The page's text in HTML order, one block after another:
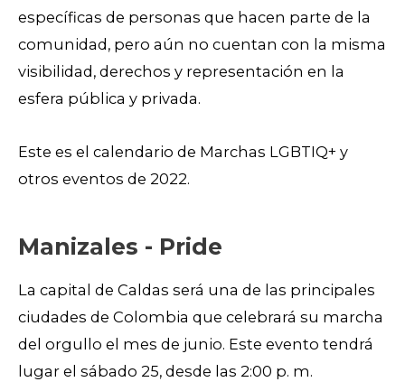
específicas de personas que hacen parte de la
comunidad, pero aún no cuentan con la misma
visibilidad, derechos y representación en la
esfera pública y privada.
Este es el calendario de Marchas LGBTIQ+ y
otros eventos de 2022.
Manizales - Pride
La capital de Caldas será una de las principales
ciudades de Colombia que celebrará su marcha
del orgullo el mes de junio. Este evento tendrá
lugar el sábado 25, desde las 2:00 p. m.